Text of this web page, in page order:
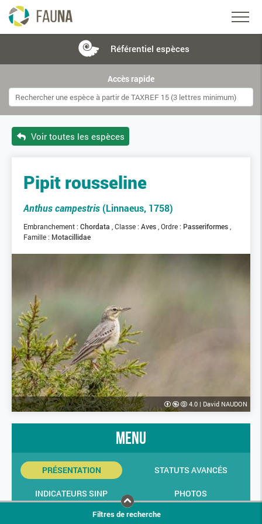
Référentiel espèces
Accès rapide
Voir toutes les espèces
Pipit rousseline
Anthus campestris (Linnaeus, 1758)
Embranchement : Chordata Classe : Aves Ordre : Passeriformes
Famille : Motacillidae
4.0 | David NAUDON
menu
PRÉSENTATION STATUTS AVANCÉS
INDICATEURS SINP
PHOTOS
Filtres de recherche